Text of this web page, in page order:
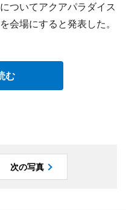
ついてアクアパラダイス
会場にすると発表した。
む
次の写真